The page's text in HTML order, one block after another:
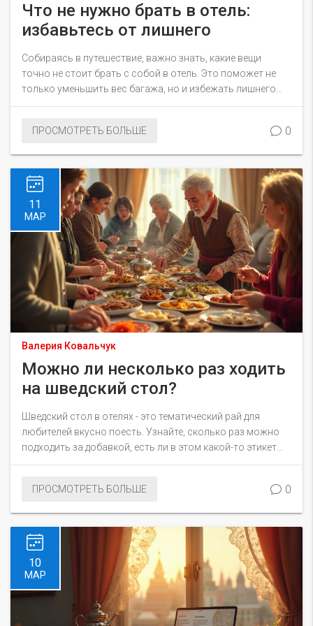
Что не нужно брать в отель:
избавьтесь от лишнего
Собираясь в путешествие, важно знать, какие вещи
точно не стоит брать с собой в отель. Это поможет не
только уменьшить вес багажа, но и избежать лишнего
беспорядка. В статье обсуждаются некоторые
как правильно собрать чемодан. Также вы узнаете о
ПРОСМОТРЕТЬ БОЛЬШЕ 0
11
МАР
Валерия Ковальчук
Можно ли несколько раз ходить
на шведский стол?
Шведский стол в отелях - это тематический рай для
любителей вкусно поесть. Узнайте, сколько раз можно
подходить за добавкой, есть ли в этом какой-то этикет
или правила, и как максимально эффективно
поделимся практическими советами о том, как этим
ПРОСМОТРЕТЬ БОЛЬШЕ 0
10
МАР